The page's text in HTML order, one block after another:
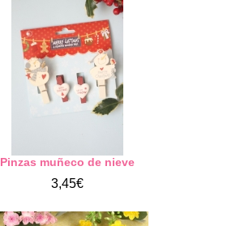
Pinzas muñeco de nieve
3,45€